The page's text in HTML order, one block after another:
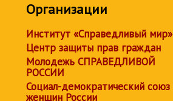
Организации
Институт «Справедливый мир»
Центр защиты прав граждан
Молодежь СПРАВЕДЛИВОЙ
РОССИИ
Социал-демократический союз
женщин России